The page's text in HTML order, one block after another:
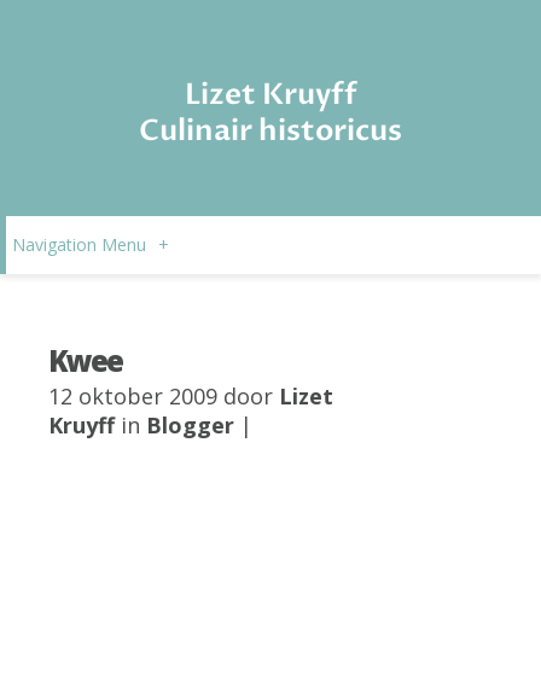
Lizet Kruyff
Culinair historicus
Navigation Menu +
Kwee
12 oktober 2009 door Lizet
Kruyffin Blogger |